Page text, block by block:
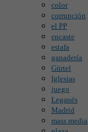
color
corrupción
el PP
encaste
estafa
ganadería
Gürtel
Iglesias
juego
Leganés
Madrid
mass media